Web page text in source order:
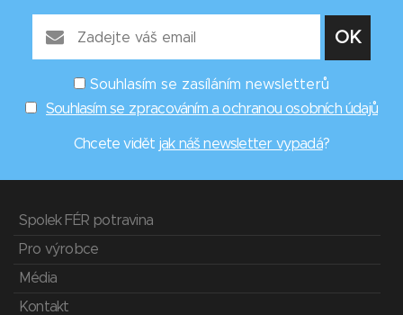
Souhlasím se zasíláním newsletterů
Souhlasím se zpracováním a ochranou osobních údajů
Chcete vidět jak náš newsletter vypadá?
Spolek FÉR potravina
Pro výrobce
Média
Kontakt